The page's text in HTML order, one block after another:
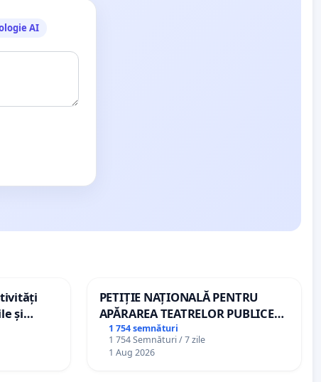
AI
și
PETIȚIE NAȚIONALĂ PENTRU
APĂRAREA TEATRELOR PUBLICE
DE REPERTORIU DIN ROMÂNIA
1 754 semnături
1 754 Semnături / 7 zile
1 Aug 2026